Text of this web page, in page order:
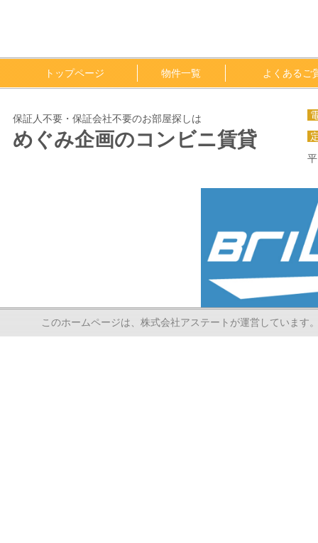
トップページ 物件一覧 よくあるご
保証人不要・保証会社不要のお部屋探しは
めぐみ企画のコンビニ賃貸
このホームページは、株式会社アステートが運営していま